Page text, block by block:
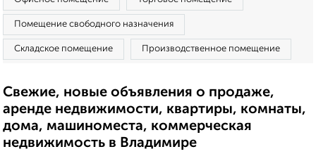
Помещение свободного назначения
Складское помещение Производственное помещение
Свежие, новые объявления о продаже,
аренде недвижимости, квартиры, комнаты,
дома, машиноместа, коммерческая
недвижимость в Владимире